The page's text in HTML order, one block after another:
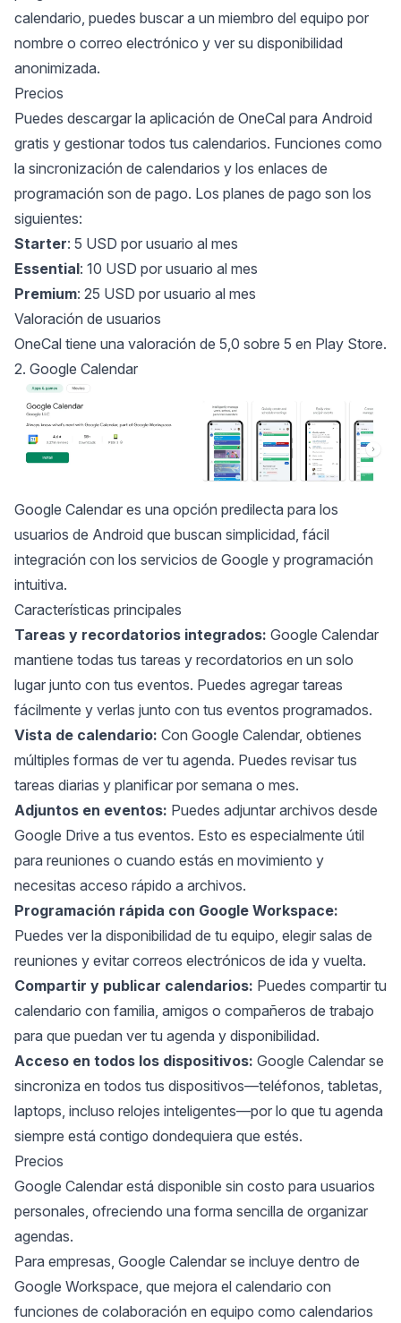
calendario, puedes buscar a un miembro del equipo por
nombre o correo electrónico y ver su disponibilidad
anonimizada.
Precios
Puedes descargar la aplicación de OneCal para Android
gratis y gestionar todos tus calendarios. Funciones como
la sincronización de calendarios y los enlaces de
programación son de pago. Los planes de pago son los
siguientes:
Starter: 5 USD por usuario al mes
Essential: 10 USD por usuario al mes
Premium: 25 USD por usuario al mes
Valoración de usuarios
OneCal tiene una valoración de 5,0 sobre 5 en Play Store.
2. Google Calendar
Google Calendar es una opción predilecta para los
usuarios de Android que buscan simplicidad, fácil
integración con los servicios de Google y programación
intuitiva.
Características principales
Tareas y recordatorios integrados: Google Calendar
mantiene todas tus tareas y recordatorios en un solo
lugar junto con tus eventos. Puedes agregar tareas
fácilmente y verlas junto con tus eventos programados.
Vista de calendario: Con Google Calendar, obtienes
múltiples formas de ver tu agenda. Puedes revisar tus
tareas diarias y planificar por semana o mes.
Adjuntos en eventos: Puedes adjuntar archivos desde
Google Drive a tus eventos. Esto es especialmente útil
para reuniones o cuando estás en movimiento y
necesitas acceso rápido a archivos.
Programación rápida con Google Workspace:
Puedes ver la disponibilidad de tu equipo, elegir salas de
reuniones y evitar correos electrónicos de ida y vuelta.
Compartir y publicar calendarios: Puedes compartir tu
calendario con familia, amigos o compañeros de trabajo
para que puedan ver tu agenda y disponibilidad.
Acceso en todos los dispositivos: Google Calendar se
sincroniza en todos tus dispositivos—teléfonos, tabletas,
laptops, incluso relojes inteligentes—por lo que tu agenda
siempre está contigo dondequiera que estés.
Precios
Google Calendar está disponible sin costo para usuarios
personales, ofreciendo una forma sencilla de organizar
agendas.
Para empresas, Google Calendar se incluye dentro de
Google Workspace, que mejora el calendario con
funciones de colaboración en equipo como calendarios